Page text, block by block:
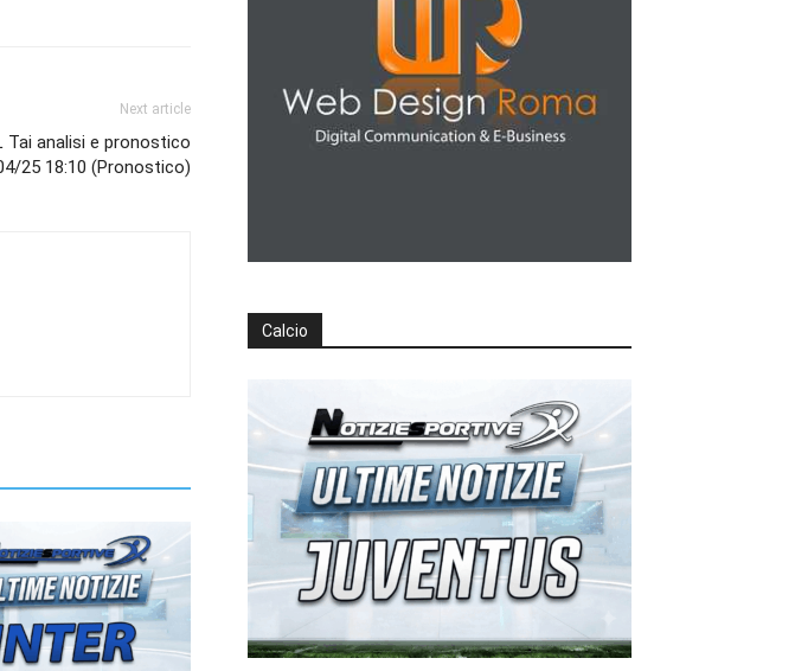
Next article
Tai analisi e pronostico
25 18:10 (Pronostico)
Calcio